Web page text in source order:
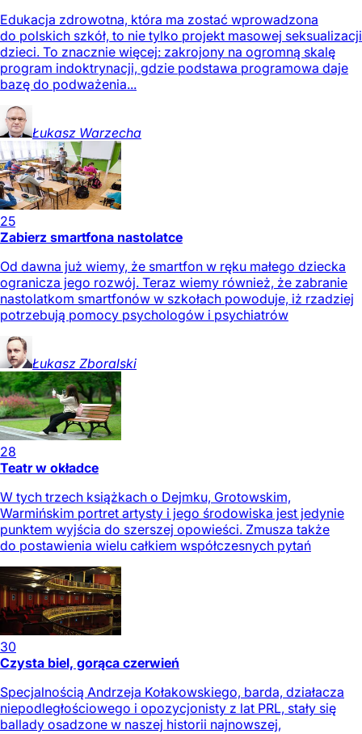
Edukacja zdrowotna, która ma zostać wprowadzona
do polskich szkół, to nie tylko projekt masowej seksualizacji
dzieci. To znacznie więcej: zakrojony na ogromną skalę
program indoktrynacji, gdzie podstawa programowa daje
bazę do podważenia...
Łukasz Warzecha
25
Zabierz smartfona nastolatce
Od dawna już wiemy, że smartfon w ręku małego dziecka
ogranicza jego rozwój. Teraz wiemy również, że zabranie
nastolatkom smartfonów w szkołach powoduje, iż rzadziej
potrzebują pomocy psychologów i psychiatrów
Łukasz Zboralski
28
Teatr w okładce
W tych trzech książkach o Dejmku, Grotowskim,
Warmińskim portret artysty i jego środowiska jest jedynie
punktem wyjścia do szerszej opowieści. Zmusza także
do postawienia wielu całkiem współczesnych pytań
30
Czysta biel, gorąca czerwień
Specjalnością Andrzeja Kołakowskiego, barda, działacza
niepodległościowego i opozycjonisty z lat PRL, stały się
ballady osadzone w naszej historii najnowszej,